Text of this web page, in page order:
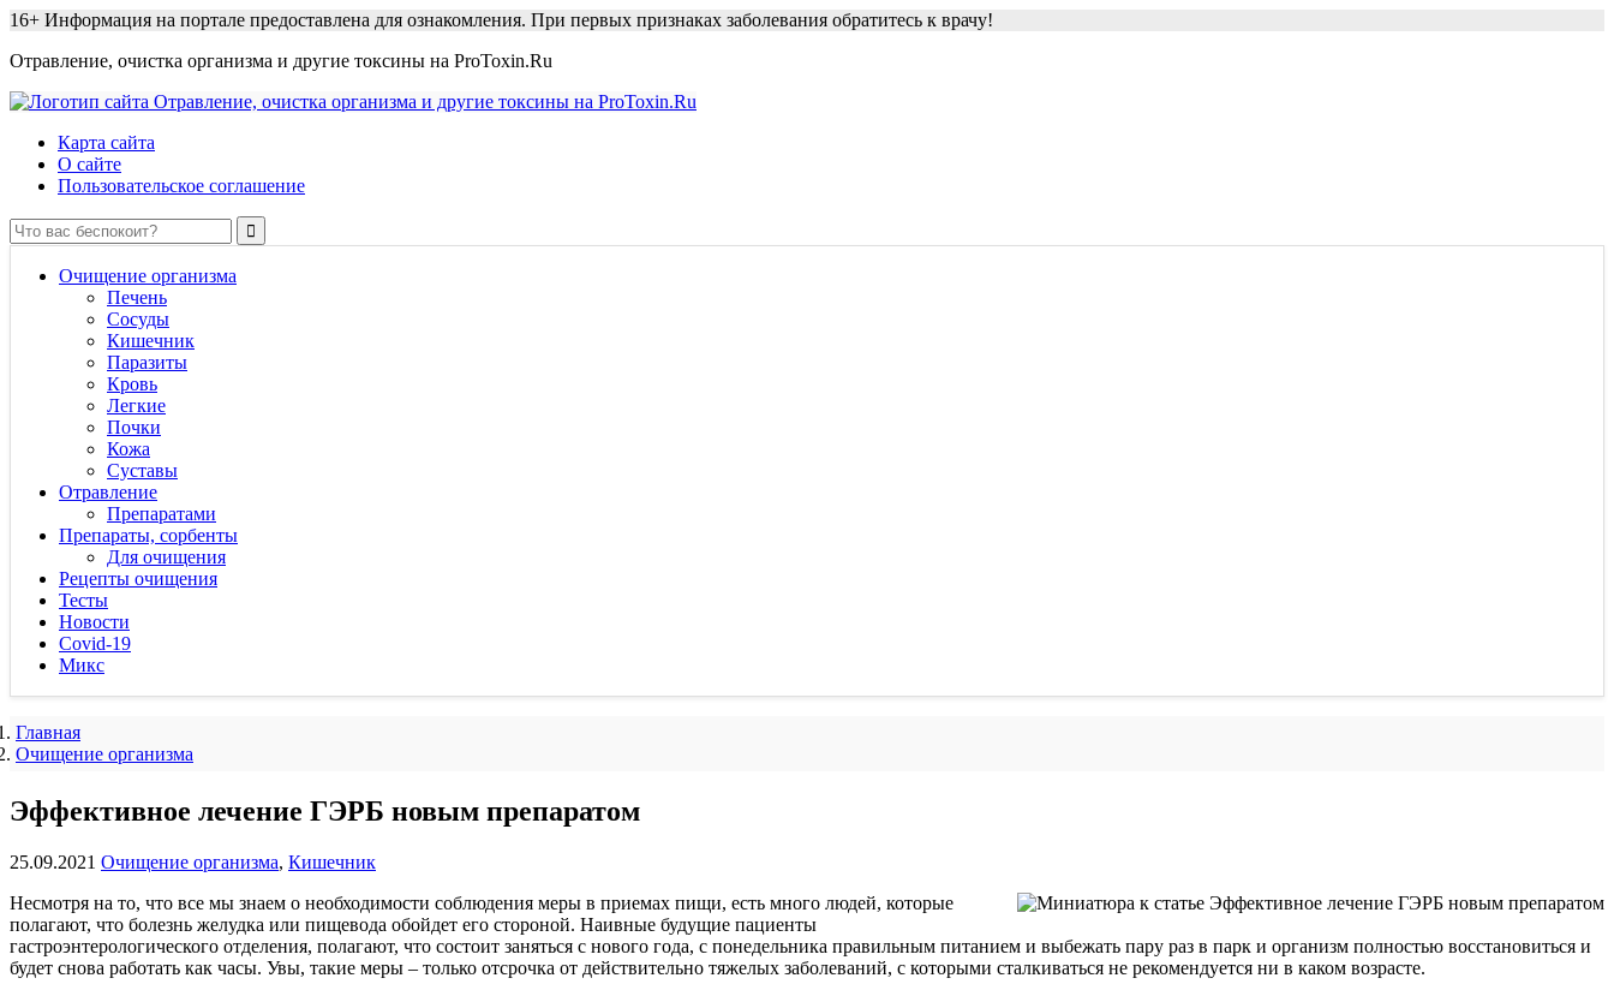
16+ Информация на портале предоставлена для ознакомления. При первых признаках заболевания обратитесь к врачу!
Отравление, очистка организма и другие токсины на ProToxin.Ru
Карта сайта
О сайте
Пользовательское соглашение
Очищение организма
Печень
Сосуды
Кишечник
Паразиты
Кровь
Легкие
Почки
Кожа
Суставы
Отравление
Препаратами
Препараты, сорбенты
Для очищения
Рецепты очищения
Тесты
Новости
Covid-19
Микс
Главная
Очищение организма
Эффективное лечение ГЭРБ новым препаратом
25.09.2021 Очищение организма, Кишечник
Несмотря на то, что все мы знаем о необходимости соблюдения меры в приемах пищи, есть много людей, которые
полагают, что болезнь желудка или пищевода обойдет его стороной. Наивные будущие пациенты
гастроэнтерологического отделения, полагают, что состоит заняться с нового года, с понедельника правильным питанием и выбежать пару раз в парк и организм полностью восстановиться и
будет снова работать как часы. Увы, такие меры – только отсрочка от действительно тяжелых заболеваний, с которыми сталкиваться не рекомендуется ни в каком возрасте.